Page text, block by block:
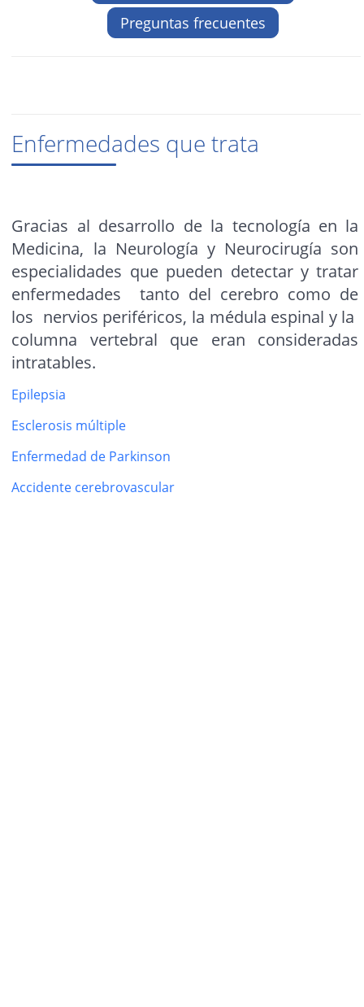
Preguntas frecuentes
Enfermedades que trata
Gracias al desarrollo de la tecnología en la
Medicina, la Neurología y Neurocirugía son
especialidades que pueden detectar y tratar
enfermedades tanto del cerebro como de
los nervios periféricos, la médula espinal y la
columna vertebral que eran consideradas
intratables.
Epilepsia
Esclerosis múltiple
Enfermedad de Parkinson
Accidente cerebrovascular